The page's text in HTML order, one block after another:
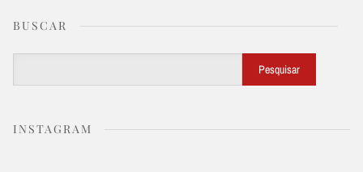
BUSCAR
Pesquisar
INSTAGRAM